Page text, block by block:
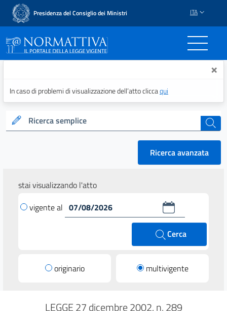
Presidenza del Consiglio dei Ministri ITA
Normattiva - Il portale ×
In caso di problemi di visualizzazione dell’atto cliccaqui
Ricerca semplice cerca
Ricerca avanzata
stai visualizzando l'atto
vigente al
Cerca
originario multivigente
LEGGE 27 dicembre 2002, n. 289